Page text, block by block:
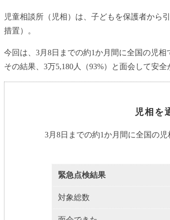
児童相談所（児相）は、子どもを保護者から
措置）。
今回は、3月8日までの約1か月間に全国の児
その結果、3万5,180人（93%）と面会して安
児相を
3月8日までの約1か月間に全国の
緊急点検結果
対象総数